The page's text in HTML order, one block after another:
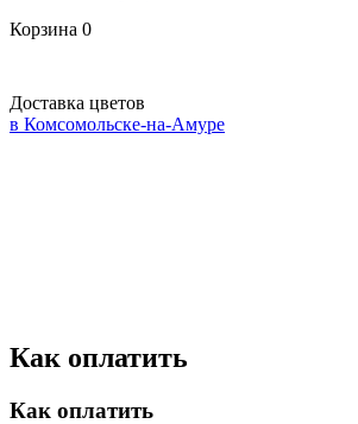
Корзина 0
Доставка цветов
в Комсомольске-на-Амуре
Как оплатить
Как оплатить